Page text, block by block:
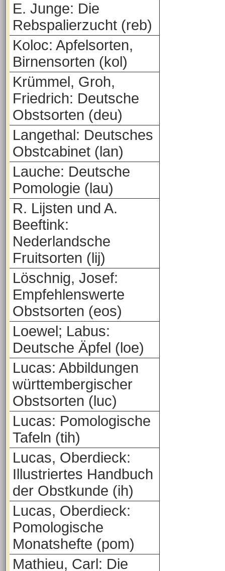
E. Junge: Die
Rebspalierzucht (reb)
Koloc: Apfelsorten,
Birnensorten (kol)
Krümmel, Groh,
Friedrich: Deutsche
Obstsorten (deu)
Langethal: Deutsches
Obstcabinet (lan)
Lauche: Deutsche
Pomologie (lau)
R. Lijsten und A.
Beeftink:
Nederlandsche
Fruitsorten (lij)
Löschnig, Josef:
Empfehlenswerte
Obstsorten (eos)
Loewel; Labus:
Deutsche Äpfel (loe)
Lucas: Abbildungen
württembergischer
Obstsorten (luc)
Lucas: Pomologische
Tafeln (tih)
Lucas, Oberdieck:
Illustriertes Handbuch
der Obstkunde (ih)
Lucas, Oberdieck:
Pomologische
Monatshefte (pom)
Mathieu, Carl: Die